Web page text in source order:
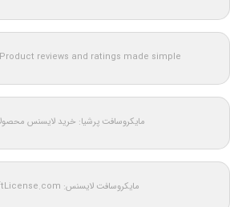
reviews and ratings made simple
مایکروسافت پرشیا: خرید لایسنس
مایکروسافت لایسنس: MicrosoftLicense.com